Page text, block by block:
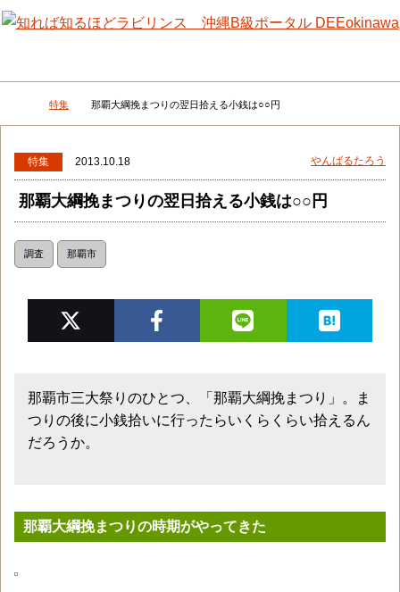
メニュー 検
DEEokinawaトップ
特集 那覇大綱挽まつりの翌日拾える小銭は○○円
特集 2013.10.18 やんばるたろう
那覇大綱挽まつりの翌日拾える小銭は○○円
調査 那覇市
那覇市三大祭りのひとつ、「那覇大綱挽まつり」。ま
つりの後に小銭拾いに行ったらいくらくらい拾えるん
だろうか。
那覇大綱挽まつりの時期がやってきた